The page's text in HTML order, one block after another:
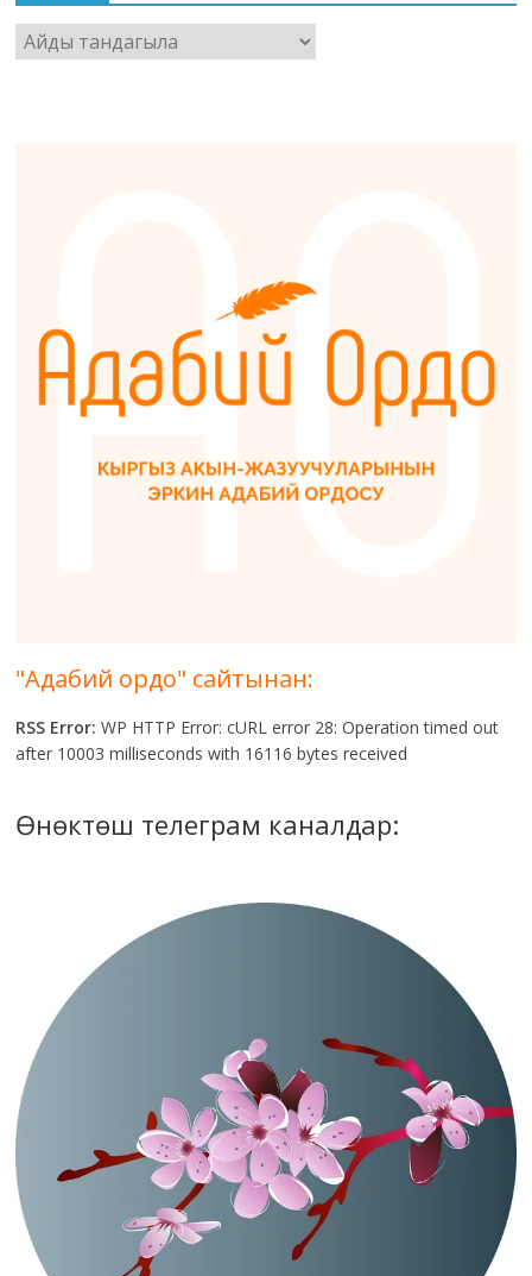
Архив
"Адабий ордо" сайтынан:
RSS Error: WP HTTP Error: cURL error 28: Operation timed out
after 10003 milliseconds with 16116 bytes received
Өнөктөш телеграм каналдар: